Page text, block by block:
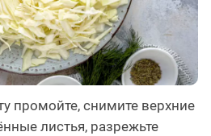
промойте, снимите верхние
листья, разрежьте